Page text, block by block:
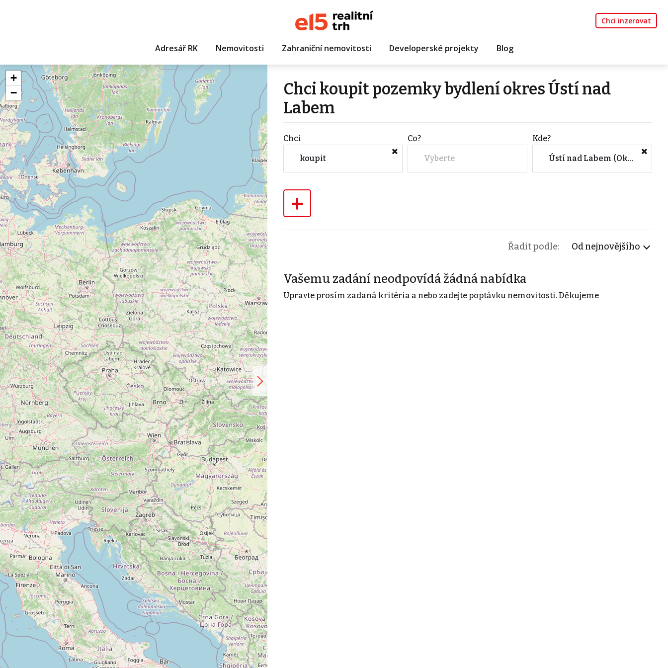
Chci inzerovat
Adresář RK Nemovitosti Zahraniční nemovitosti Developerské projekty Blog
+
−
Chci koupit pozemky bydlení okres Ústí nad
Labem
Chci
koupit
Co?
Vyberte
Kde?
Ústí nad Labem (Okres, Ústecký kraj)
+
Řadit podle: Od nejnovějšího
Vašemu zadání neodpovídá žádná nabídka
Upravte prosím zadaná kritéria a nebo zadejte poptávku nemovitosti. Děkujeme